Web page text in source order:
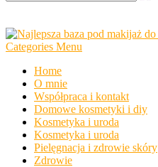
Categories Menu
Home
O mnie
Współpraca i kontakt
Domowe kosmetyki i diy
Kosmetyka i uroda
Kosmetyka i uroda
Pielęgnacja i zdrowie skóry
Zdrowie